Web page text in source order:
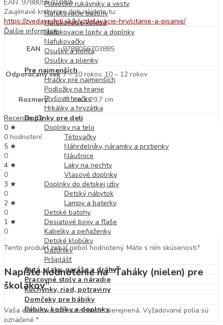
Plavecké rukávniky a vesty
Nafukovacie bazény
Nafukovacie kolesá
Nafukovacie lopty a doplnky
Nafukovačky
Osušky a pončá
Osušky a plienky
Pre najmenších
Hračky pre najmenších
Podložky na hranie
Plyšové hračky
Hrkálky a hryzátka
Doplnky pre deti
Doplnky na telo
Tetovačky
Náhrdelníky, náramky a prstienky
Náušnice
Laky na nechty
Vlasové doplnky
Doplnky do detskej izby
Detský nábytok
Lampy a baterky
Detské batohy
Desiatové boxy a fľaše
Kabelky a peňaženky
Detské klobúky
Dáždniky
Pršiplášť
Autá, vlaky, garáže a dráhy
Pracovné stoly a náradie
Kuchynky, riad, potraviny
Domčeky pre bábiky
Bábiky, kočíky a doplnky
EAN: 9788056703885
Zaujímavé knihy pre deti nájdete tu:
https://zvedavedeti.sk/k/vzdelavacie-hry/citanie-a-pisanie/
Ďalšie informácie
EAN
9788056703885
Odporúčaný vek 7 – 10 rokov, 10 – 12 rokov
Rozmery
21 cm x 29,7 cm
Recenzie (0)
0 ★
0 hodnotení
5 ★
0
4 ★
0
3 ★
0
2 ★
0
1 ★
0
Tento produkt zatiaľ nebol hodnotený. Máte s ním skúsenosti?
Napíšte hodnotenie na “Ťaháky (nielen) pre
školákov”
Vaša e-mailová adresa nebude zverejnená. Vyžadované polia sú
označené *